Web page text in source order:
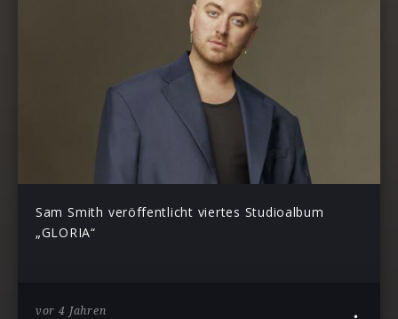
Sam Smith veröffentlicht viertes Studioalbum
„GLORIA“
vor 4 Jahren